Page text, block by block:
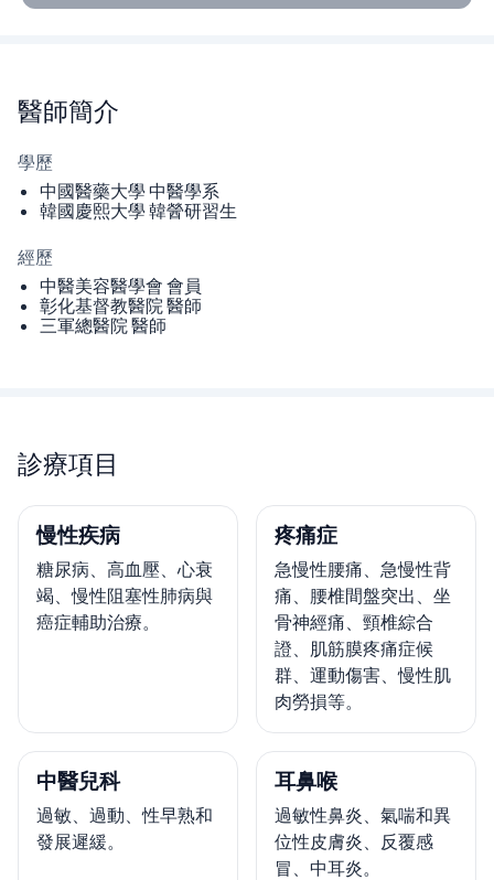
醫師簡介
學歷
中國醫藥大學 中醫學系
韓國慶熙大學 韓醟研習生
經歷
中醫美容醫學會 會員
彰化基督教醫院 醫師
三軍總醫院 醫師
診療項目
慢性疾病
糖尿病、高血壓、心衰
竭、慢性阻塞性肺病與
癌症輔助治療。
疼痛症
急慢性腰痛、急慢性背
痛、腰椎間盤突出、坐
骨神經痛、頸椎綜合
證、肌筋膜疼痛症候
群、運動傷害、慢性肌
肉勞損等。
中醫兒科
過敏、過動、性早熟和
發展遲緩。
耳鼻喉
過敏性鼻炎、氣喘和異
位性皮膚炎、反覆感
冒、中耳炎。